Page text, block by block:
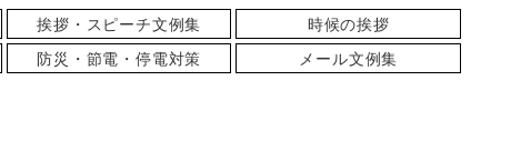
挨拶・スピーチ文例集
時候の挨拶
防災・節電・停電対策 メール文例集